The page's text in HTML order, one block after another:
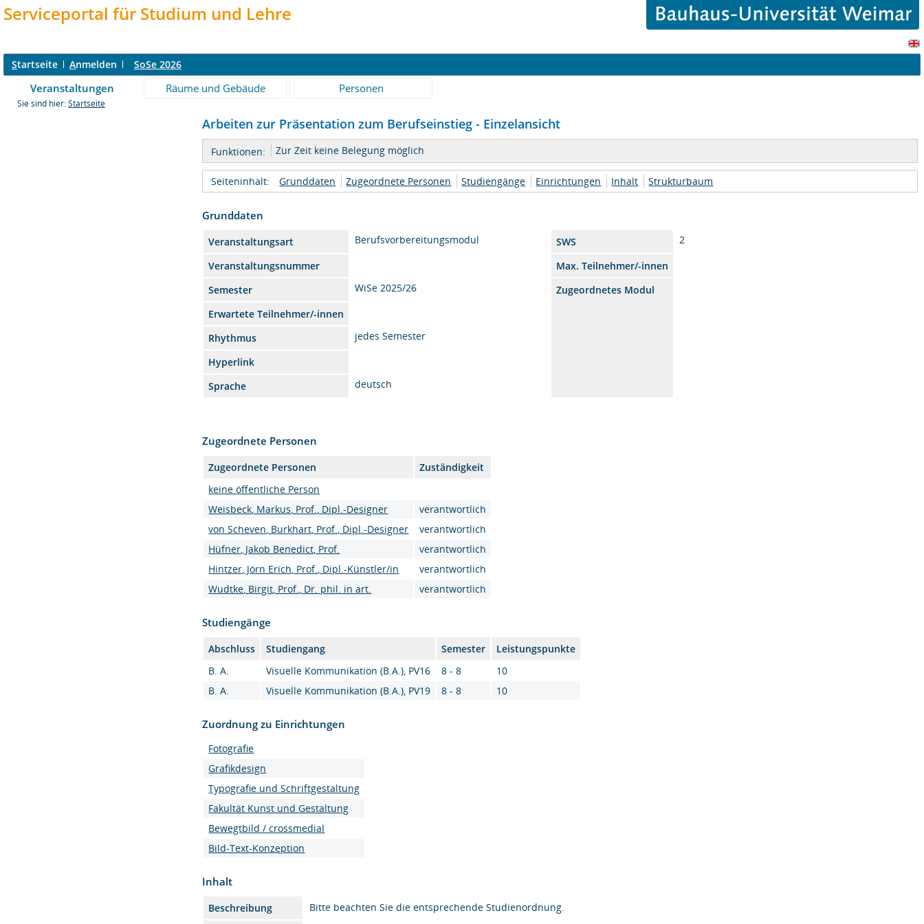
Serviceportal für Studium und Lehre
Startseite Anmelden SoSe 2026
Veranstaltungen Räume und Gebäude Personen
Sie sind hier: Startseite
Arbeiten zur Präsentation zum Berufseinstieg - Einzelansicht
Funktionen: Zur Zeit keine Belegung möglich
Seiteninhalt: Grunddaten Zugeordnete Personen Studiengänge Einrichtungen Inhalt Strukturbaum
Grunddaten
Veranstaltungsart Berufsvorbereitungsmodul SWS
2
Veranstaltungsnummer
Max. Teilnehmer/-innen
Semester
WiSe 2025/26
Zugeordnetes Modul
Erwartete Teilnehmer/-innen
Rhythmus
jedes Semester
Hyperlink
Sprache
deutsch
Zugeordnete Personen
Zugeordnete Personen
Zuständigkeit
keine öffentliche Person
Weisbeck, Markus, Prof., Dipl.-Designer
verantwortlich
von Scheven, Burkhart, Prof., Dipl.-Designer
verantwortlich
Hüfner, Jakob Benedict, Prof.
verantwortlich
Hintzer, Jörn Erich, Prof., Dipl.-Künstler/in
verantwortlich
Wudtke, Birgit, Prof., Dr. phil. in art.
verantwortlich
Studiengänge
Abschluss Studiengang Semester
Leistungspunkte
B. A.
Visuelle Kommunikation (B.A.), PV16 8 - 8
10
B. A.
Visuelle Kommunikation (B.A.), PV19 8 - 8 10
Zuordnung zu Einrichtungen
Fotografie
Grafikdesign
Typografie und Schriftgestaltung
Fakultät Kunst und Gestaltung
Bewegtbild / crossmedial
Bild-Text-Konzeption
Inhalt
Beschreibung Bitte beachten Sie die entsprechende Studienordnung.